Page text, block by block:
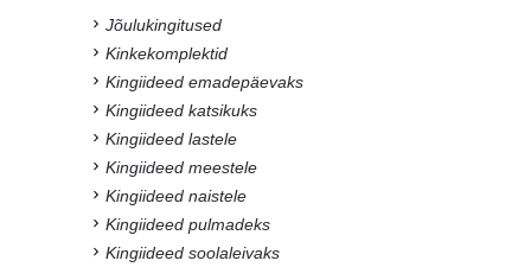
Jõulukingitused
Kinkekomplektid
Kingiideed emadepäevaks
Kingiideed katsikuks
Kingiideed lastele
Kingiideed meestele
Kingiideed naistele
Kingiideed pulmadeks
Kingiideed soolaleivaks